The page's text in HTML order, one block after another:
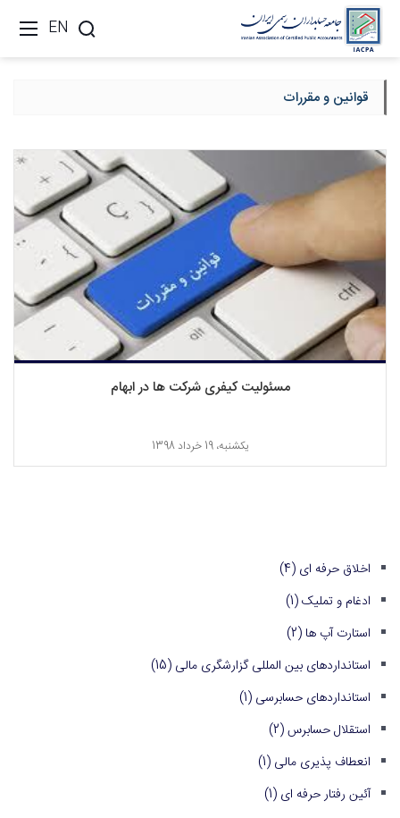
EN
قوانین و مقررات
مسئولیت کیفری شرکت ها در ابهام
یکشنبه، 19 خرداد 1398
اخلاق حرفه ای (4)
ادغام و تملیک(1)
استارت آپ ها (2)
استانداردهای بین المللی گزارشگری مالی (15)
استانداردهای حسابرسی (1)
استقلال حسابرس(2)
انعطاف پذیری مالی (1)
آئین رفتار حرفه ای (1)